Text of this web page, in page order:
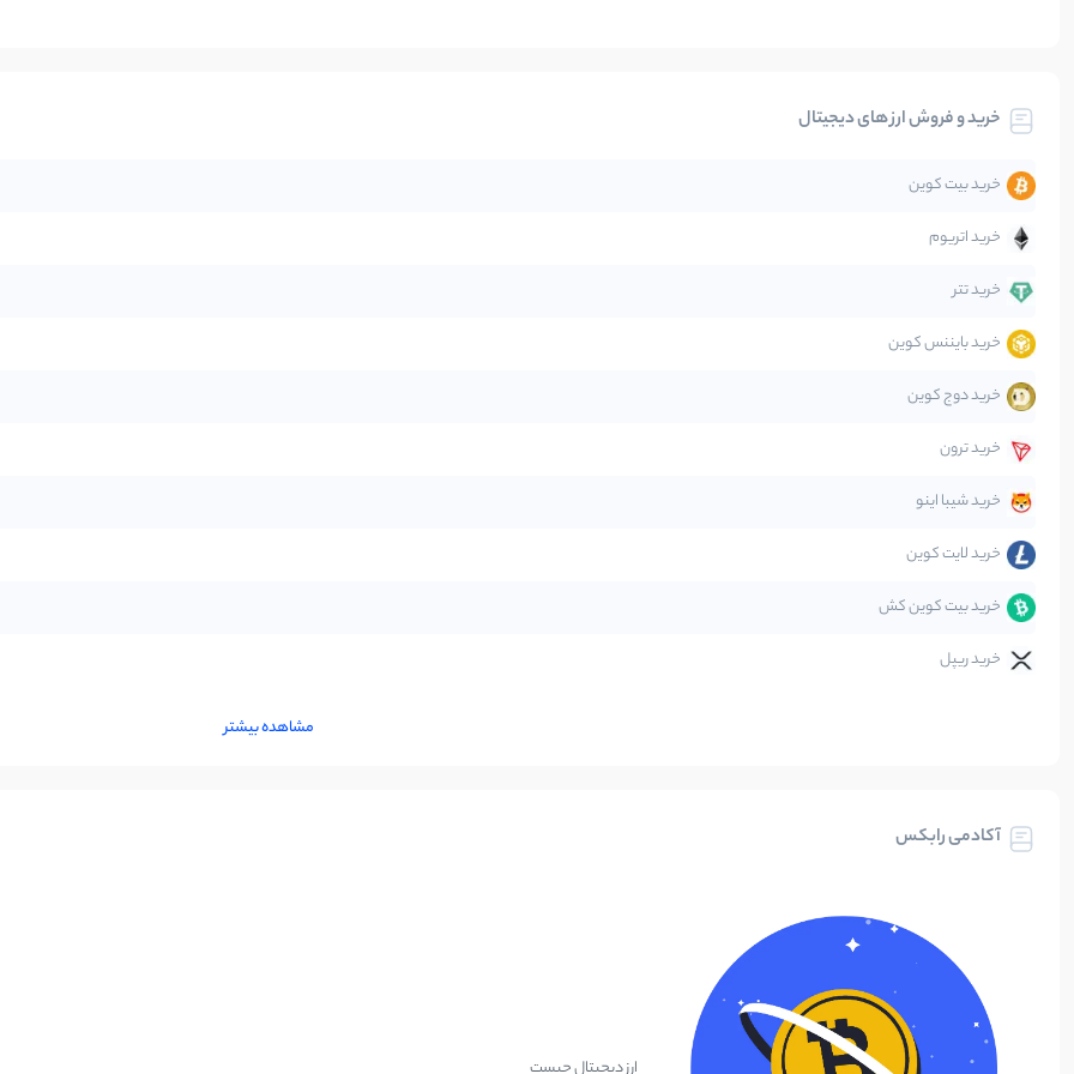
تحلیل
جهان
دیفای
صرافی‌ها
قانون‌گذاری
متاورس
خرید و فروش ارز های دیجیتال
خرید بیت کوین
خرید اتریوم
خرید تتر
خرید بایننس کوین
خرید دوج کوین
خرید ترون
خرید شیبا اینو
خرید لایت کوین
خرید بیت کوین کش
خرید ریپل
مشاهده بیشتر
آکادمی رابکس
ارز دیجیتال چیست